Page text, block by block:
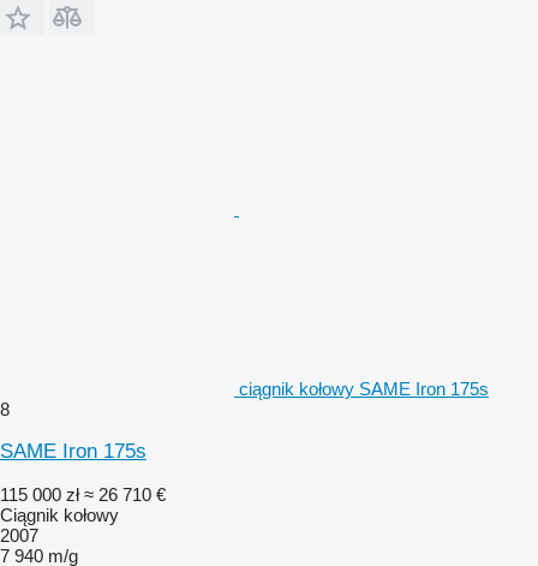
ciągnik kołowy SAME Iron 175s
8
SAME Iron 175s
115 000 zł ≈ 26 710 €
Ciągnik kołowy
2007
7 940 m/g